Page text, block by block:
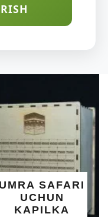
UMRA SAFARI
UCHUN
KAPILKA